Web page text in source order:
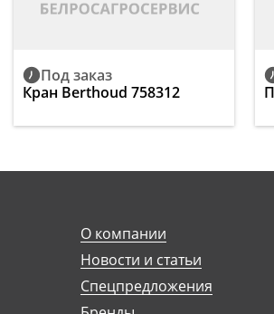
Под заказ
Кран Berthoud 758312
О компании
Новости и статьи
Спецпредложения